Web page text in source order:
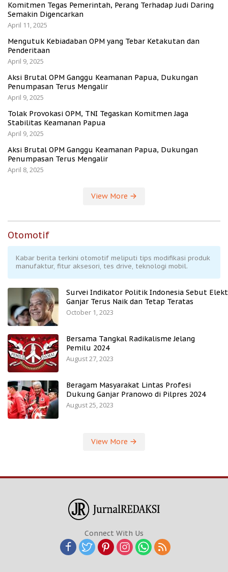
Komitmen Tegas Pemerintah, Perang Terhadap Judi Daring
Semakin Digencarkan
April 11, 2025
Mengutuk Kebiadaban OPM yang Tebar Ketakutan dan
Penderitaan
April 9, 2025
Aksi Brutal OPM Ganggu Keamanan Papua, Dukungan
Penumpasan Terus Mengalir
April 9, 2025
Tolak Provokasi OPM, TNI Tegaskan Komitmen Jaga
Stabilitas Keamanan Papua
April 9, 2025
Aksi Brutal OPM Ganggu Keamanan Papua, Dukungan
Penumpasan Terus Mengalir
April 8, 2025
View More
Otomotif
Kabar berita terkini otomotif meliputi tips modifikasi produk
manufaktur, fitur aksesori, tes drive, teknologi mobil.
Survei Indikator Politik Indonesia Sebut
Ganjar Terus Naik dan Tetap Teratas
October 1, 2023
Bersama Tangkal Radikalisme Jelang
Pemilu 2024
August 27, 2023
Beragam Masyarakat Lintas Profesi
Dukung Ganjar Pranowo di Pilpres 2024
August 25, 2023
View More
Connect With Us